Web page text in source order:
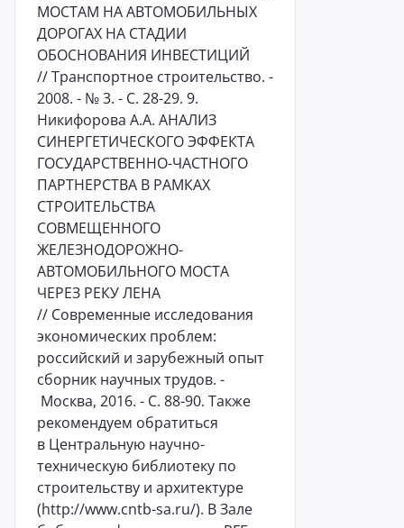
МОСТАМ НА АВТОМОБИЛЬНЫХ
ДОРОГАХ НА СТАДИИ
ОБОСНОВАНИЯ ИНВЕСТИЦИЙ
// Транспортное строительство. -
2008. - № 3. - С. 28-29. 9.
Никифорова А.А. АНАЛИЗ
СИНЕРГЕТИЧЕСКОГО ЭФФЕКТА
ГОСУДАРСТВЕННО-ЧАСТНОГО
ПАРТНЕРСТВА В РАМКАХ
СТРОИТЕЛЬСТВА
СОВМЕЩЕННОГО
ЖЕЛЕЗНОДОРОЖНО-
АВТОМОБИЛЬНОГО МОСТА
ЧЕРЕЗ РЕКУ ЛЕНА
// Современные исследования
экономических проблем:
российский и зарубежный опыт
сборник научных трудов. -
Москва, 2016. - С. 88-90. Также
рекомендуем обратиться
в Центральную научно-
техническую библиотеку по
строительству и архитектуре
(http://www.cntb-sa.ru/). В Зале